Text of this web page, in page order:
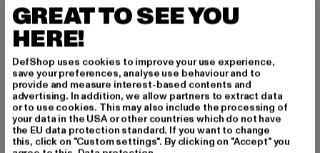
GREAT TO SEE YOU
HERE!
DefShop uses cookies to improve your use experience,
save your preferences, analyse use behaviour and to
provide and measure interest-based contents and
advertising. In addition, we allow partners to extract data
or to use cookies. This may also include the processing of
your data in the USA or other countries which do not have
the EU data protection standard. If you want to change
this, click on "Custom settings". By clicking on "Accept" you